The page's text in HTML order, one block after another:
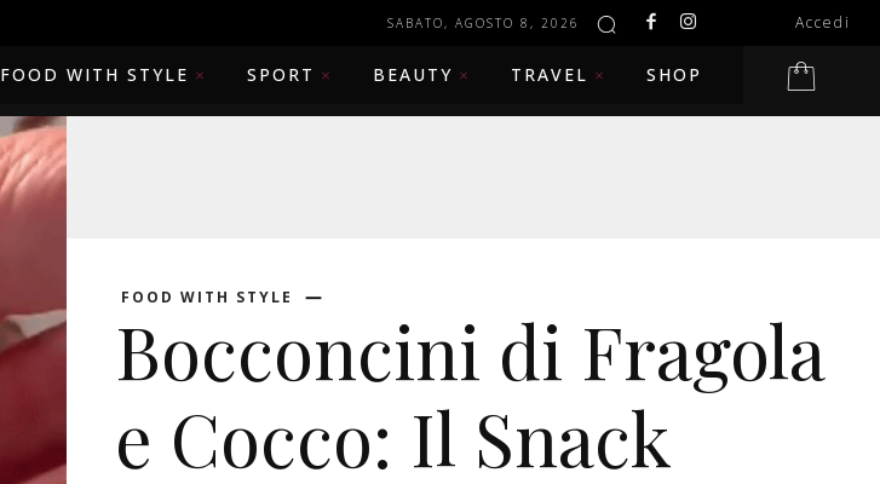
SABATO, AGOSTO 8, 2026 Accedi
FOOD WITH STYLE SPORT BEAUTY TRAVEL SHOP
FOOD WITH STYLE
Bocconcini di Fragola
e Cocco: Il Snack